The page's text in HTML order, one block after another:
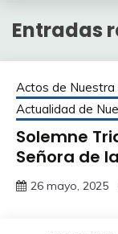
Entradas
Actos de Nuestra
Actualidad de
Solemne
Señora de
26 mayo, 2025